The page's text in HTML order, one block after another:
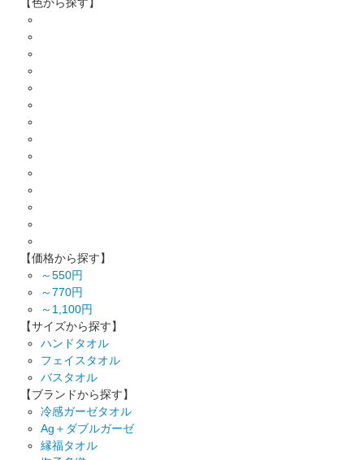
【価格から探す】
～550円
～770円
～1,100円
【サイズから探す】
ハンドタオル
フェイスタオル
バスタオル
【ブランドから探す】
冷感ガーゼタオル
Ag＋ダブルガーゼ
縁福タオル